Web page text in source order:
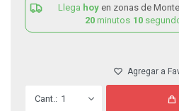
Llega hoy en zonas de
20 minutos 10
1